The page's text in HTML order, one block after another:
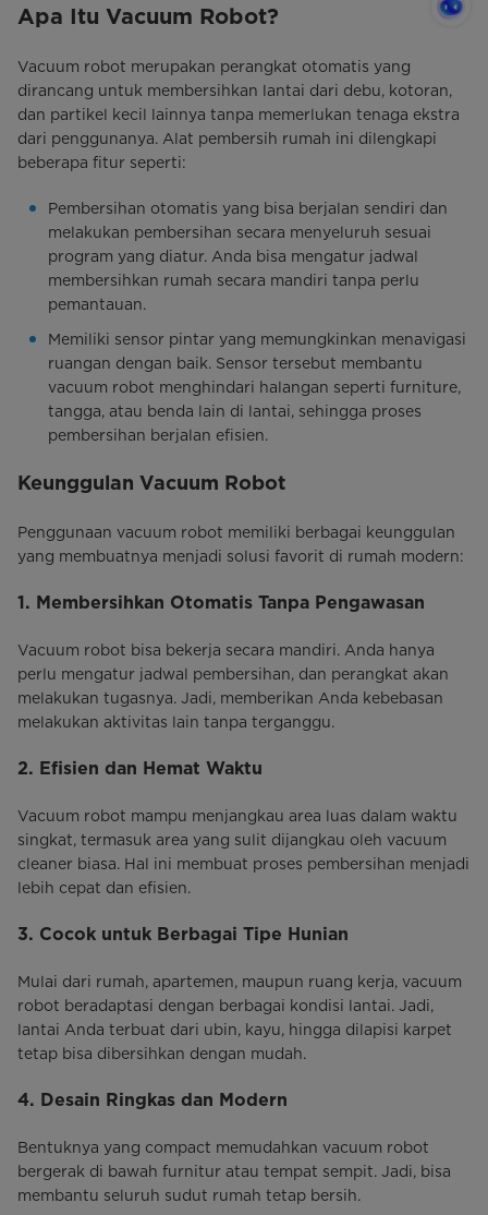
Apa Itu Vacuum Robot?
Vacuum robot merupakan perangkat otomatis yang
dirancang untuk membersihkan lantai dari debu, kotoran,
dan partikel kecil lainnya tanpa memerlukan tenaga ekstra
dari penggunanya. Alat pembersih rumah ini dilengkapi
beberapa fitur seperti:
Pembersihan otomatis yang bisa berjalan sendiri dan
melakukan pembersihan secara menyeluruh sesuai
program yang diatur. Anda bisa mengatur jadwal
membersihkan rumah secara mandiri tanpa perlu
pemantauan.
Memiliki sensor pintar yang memungkinkan menavigasi
ruangan dengan baik. Sensor tersebut membantu
vacuum robot menghindari halangan seperti furniture,
tangga, atau benda lain di lantai, sehingga proses
pembersihan berjalan efisien.
Keunggulan Vacuum Robot
Penggunaan vacuum robot memiliki berbagai keunggulan
yang membuatnya menjadi solusi favorit di rumah modern:
1. Membersihkan Otomatis Tanpa Pengawasan
Vacuum robot bisa bekerja secara mandiri. Anda hanya
perlu mengatur jadwal pembersihan, dan perangkat akan
melakukan tugasnya. Jadi, memberikan Anda kebebasan
melakukan aktivitas lain tanpa terganggu.
2. Efisien dan Hemat Waktu
Vacuum robot mampu menjangkau area luas dalam waktu
singkat, termasuk area yang sulit dijangkau oleh vacuum
cleaner biasa. Hal ini membuat proses pembersihan menjadi
lebih cepat dan efisien.
3. Cocok untuk Berbagai Tipe Hunian
Mulai dari rumah, apartemen, maupun ruang kerja, vacuum
robot beradaptasi dengan berbagai kondisi lantai. Jadi,
lantai Anda terbuat dari ubin, kayu, hingga dilapisi karpet
tetap bisa dibersihkan dengan mudah.
4. Desain Ringkas dan Modern
Bentuknya yang compact memudahkan vacuum robot
bergerak di bawah furnitur atau tempat sempit. Jadi, bisa
membantu seluruh sudut rumah tetap bersih.